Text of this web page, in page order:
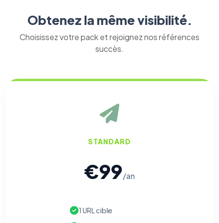
Obtenez la même visibilité.
Choisissez votre pack et rejoignez nos références
succès.
STANDARD
€99/an
1 URL cible